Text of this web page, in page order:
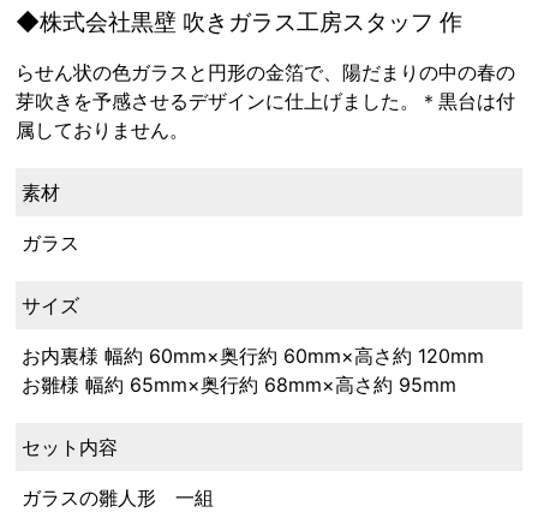
◆株式会社黒壁 吹きガラス工房スタッフ 作
らせん状の色ガラスと円形の金箔で、陽だまりの中の春の
芽吹きを予感させるデザインに仕上げました。＊黒台は付
属しておりません。
素材
ガラス
サイズ
お内裏様 幅約 60mm×奥行約 60mm×高さ約 120mm
お雛様 幅約 65mm×奥行約 68mm×高さ約 95mm
セット内容
ガラスの雛人形 一組